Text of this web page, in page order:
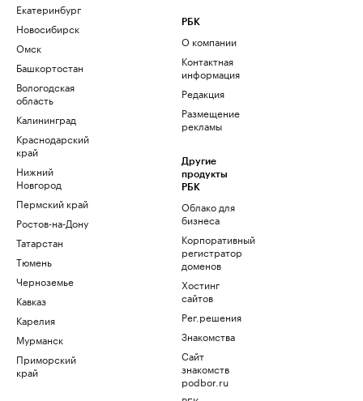
Екатеринбург
Новосибирск
Омск
Башкортостан
Вологодская
область
Калининград
Краснодарский
край
Нижний
Новгород
Пермский край
Ростов-на-Дону
Татарстан
Тюмень
Черноземье
Кавказ
Карелия
Мурманск
Приморский
край
РБК
О компании
Контактная
информация
Редакция
Размещение
рекламы
Другие
продукты
РБК
Облако для
бизнеса
Корпоративный
регистратор
доменов
Хостинг
сайтов
Рег.решения
Знакомства
Сайт
знакомств
podbor.ru